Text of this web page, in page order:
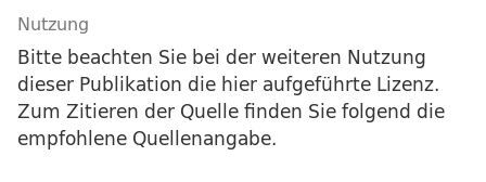
Nutzung
Bitte beachten Sie bei der weiteren Nutzung
dieser Publikation die hier aufgeführte Lizenz.
Zum Zitieren der Quelle finden Sie folgend die
empfohlene Quellenangabe.